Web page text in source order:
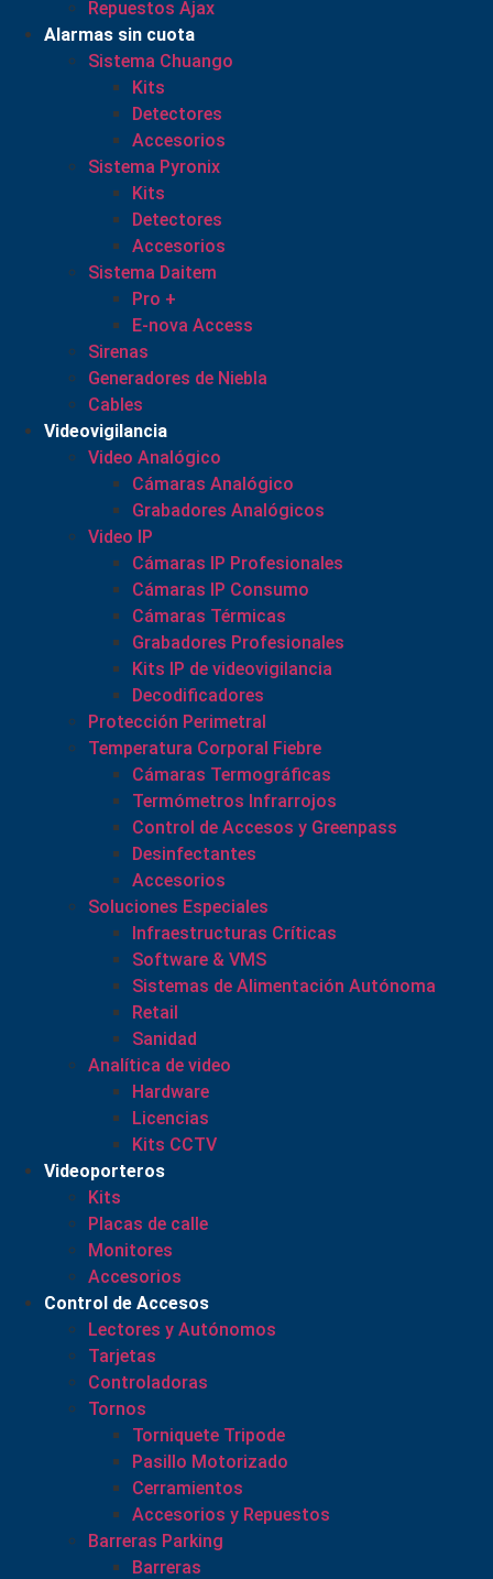
Repuestos Ajax
Alarmas sin cuota
Sistema Chuango
Kits
Detectores
Accesorios
Sistema Pyronix
Kits
Detectores
Accesorios
Sistema Daitem
Pro +
E-nova Access
Sirenas
Generadores de Niebla
Cables
Videovigilancia
Video Analógico
Cámaras Analógico
Grabadores Analógicos
Video IP
Cámaras IP Profesionales
Cámaras IP Consumo
Cámaras Térmicas
Grabadores Profesionales
Kits IP de videovigilancia
Decodificadores
Protección Perimetral
Temperatura Corporal Fiebre
Cámaras Termográficas
Termómetros Infrarrojos
Control de Accesos y Greenpass
Desinfectantes
Accesorios
Soluciones Especiales
Infraestructuras Críticas
Software & VMS
Sistemas de Alimentación Autónoma
Retail
Sanidad
Analítica de video
Hardware
Licencias
Kits CCTV
Videoporteros
Kits
Placas de calle
Monitores
Accesorios
Control de Accesos
Lectores y Autónomos
Tarjetas
Controladoras
Tornos
Torniquete Tripode
Pasillo Motorizado
Cerramientos
Accesorios y Repuestos
Barreras Parking
Barreras